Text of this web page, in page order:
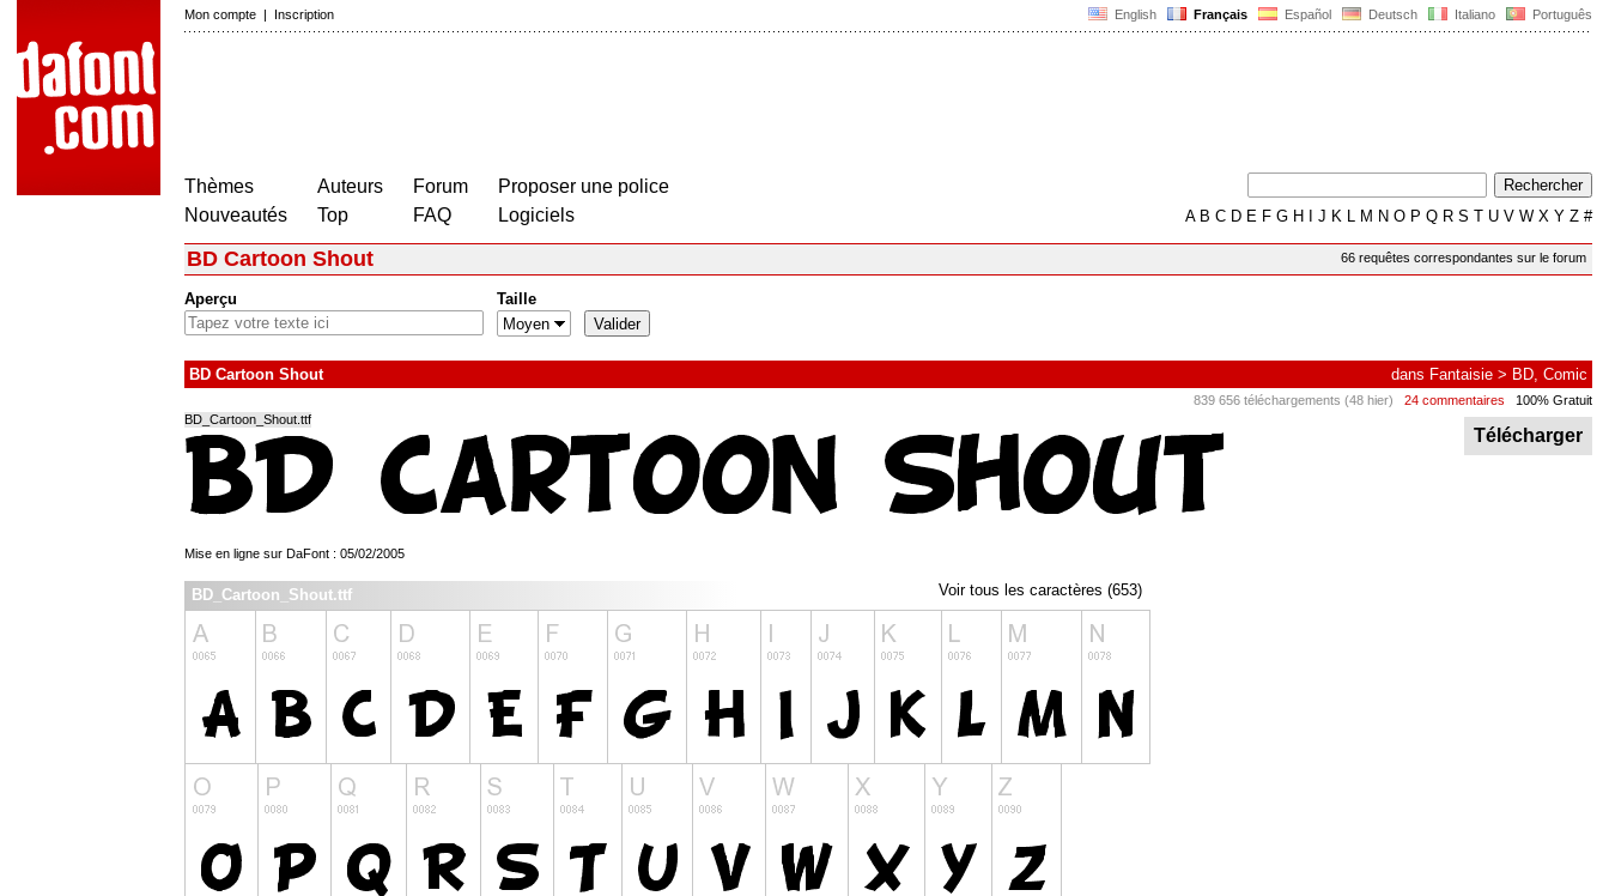
English Français Español Deutsch Italiano Português
Mon compte | Inscription
Thèmes
Nouveautés
Auteurs
Top
Forum
FAQ
Proposer une police
Logiciels
AB C D E F G H J K L M N O P Q R S T U V W X Y Z #
66 requêtes correspondantes sur le forum
BD Cartoon Shout
Aperçu Taille
BD Cartoon Shout dans Fantaisie > BD, Comic
839 656 téléchargements (48 hier) 24 commentaires 100% Gratuit
Télécharger
BD_Cartoon_Shout.ttf
Mise en ligne sur DaFont : 05/02/2005
Voir tous les caractères (653)
BD_Cartoon_Shout.ttf